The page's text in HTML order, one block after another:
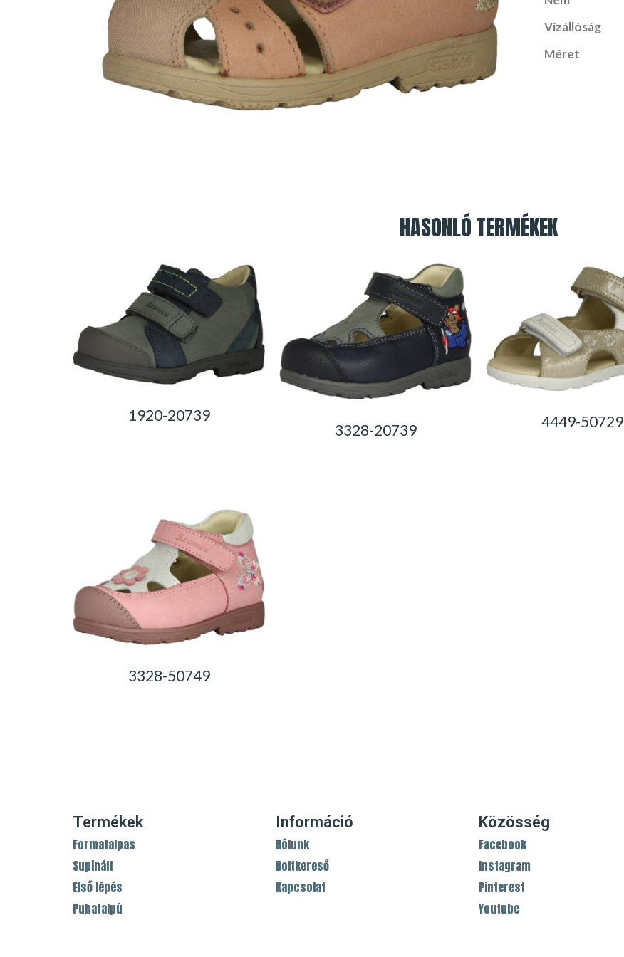
Vízállóság
Méret
HASONLÓ TERMÉKEK
1920-20739
3328-20739 4449-50729
3328-50749
Termékek
Formatalpas
Supinált
Első lépés
Puhatalpú
Információ
Rólunk
Boltkereső
Kapcsolat
Közösség
Facebook
Instagram
Pinterest
Youtube